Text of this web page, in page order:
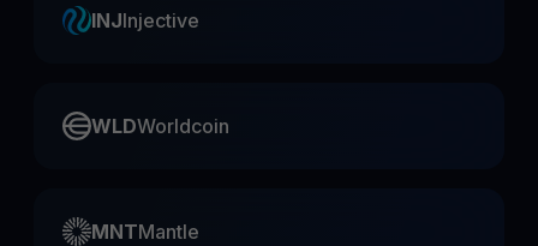
INJInjective
WLDWorldcoin
MNTMantle